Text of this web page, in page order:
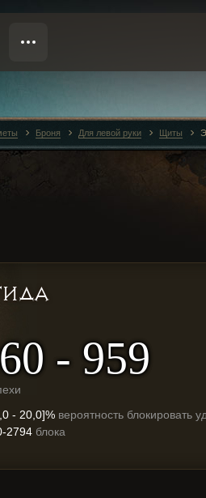
- 959
- 20,0]% вероятность блокировать
2794 блока
Броня Для левой руки Щиты